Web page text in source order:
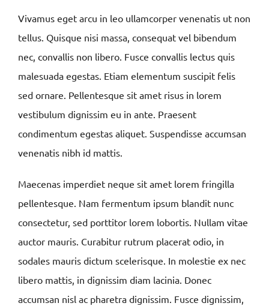
Vivamus eget arcu in leo ullamcorper venenatis ut non
tellus. Quisque nisi massa, consequat vel bibendum
nec, convallis non libero. Fusce convallis lectus quis
malesuada egestas. Etiam elementum suscipit felis
sed ornare. Pellentesque sit amet risus in lorem
vestibulum dignissim eu in ante. Praesent
condimentum egestas aliquet. Suspendisse accumsan
venenatis nibh id mattis.
Maecenas imperdiet neque sit amet lorem fringilla
pellentesque. Nam fermentum ipsum blandit nunc
consectetur, sed porttitor lorem lobortis. Nullam vitae
auctor mauris. Curabitur rutrum placerat odio, in
sodales mauris dictum scelerisque. In molestie ex nec
libero mattis, in dignissim diam lacinia. Donec
accumsan nisl ac pharetra dignissim. Fusce dignissim,